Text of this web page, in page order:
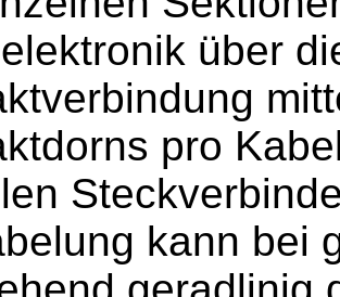
über
pro
kann bei